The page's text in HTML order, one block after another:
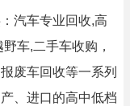
汽车专业回收,高
车,二手车收购，
废车回收等一系列
、进口的高中低档